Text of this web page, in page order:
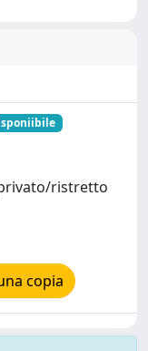
privato/ristretto
copia